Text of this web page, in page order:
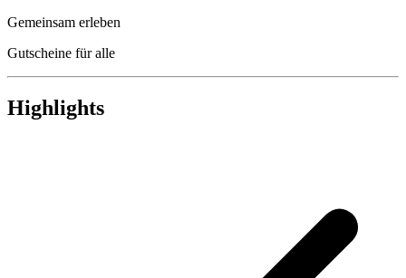
Gemeinsam erleben
Gutscheine für alle
Highlights